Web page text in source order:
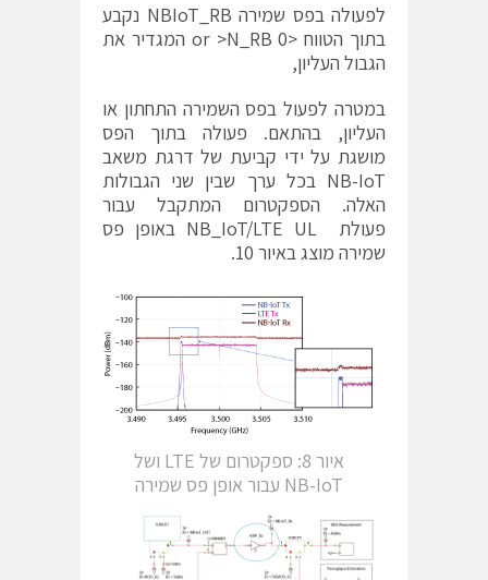
לפעולה בפס שמירה NBIoT_RB נקבע
בתוך הטווח <0 or >N_RB המגדיר את
הגבול העליון,
במטרה לפעול בפס השמירה התחתון או
העליון, בהתאם. פעולה בתוך הפס
מושגת על ידי קביעת של דרגת משאב
NB-IoT בכל ערך שבין שני הגבולות
האלה. הספקטרום המתקבל עבור
פעולת NB_IoT/LTE UL באופן פס
שמירה מוצג באיור 10.
איור 8: ספקטרום של LTE ושל
NB-IoT עבור אופן פס שמירה